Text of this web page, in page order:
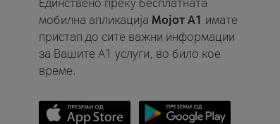
Единствено преку бесплатната
мобилна апликација Мојот A1 имате
пристап до сите важни информации
за Вашите A1 услуги, во било кое
време.